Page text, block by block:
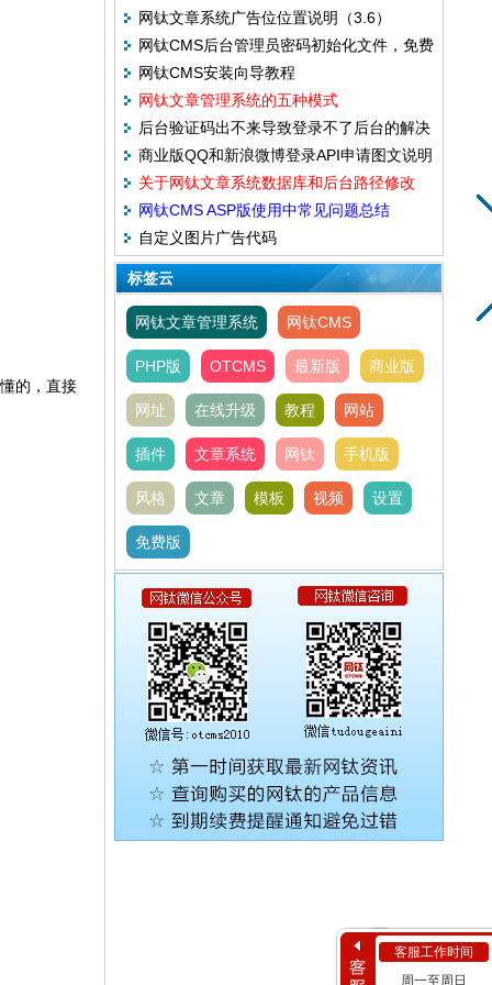
的，直接
网钛文章系统广告位位置说明（3.6）
网钛CMS后台管理员密码初始化文件，免费
版和商业版都通用
网钛CMS安装向导教程
网钛文章管理系统的五种模式
后台验证码出不来导致登录不了后台的解决
方法（5.17）
商业版QQ和新浪微博登录API申请图文说明
关于网钛文章系统数据库和后台路径修改
网钛CMS ASP版使用中常见问题总结
(14.06.22)
自定义图片广告代码
标签云
网钛文章管理系统 网钛CMS
PHP版 OTCMS 最新版 商业版
网址 在线升级 教程 网站
插件 文章系统 网钛 手机版
风格 文章 模板 视频 设置
免费版
客服工作时间
周一至周日